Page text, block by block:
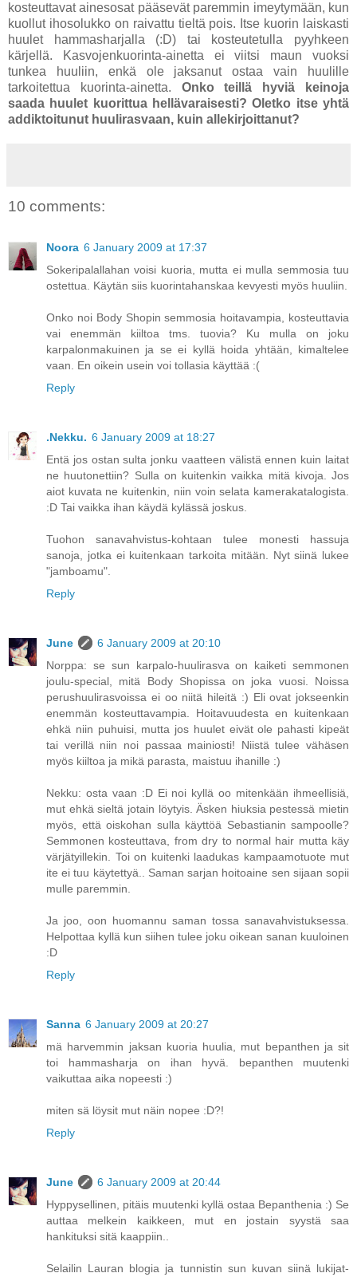
kosteuttavat ainesosat pääsevät paremmin imeytymään, kun
kuollut ihosolukko on raivattu tieltä pois. Itse kuorin laiskasti
huulet hammasharjalla (:D) tai kosteutetulla pyyhkeen
kärjellä. Kasvojenkuorinta-ainetta ei viitsi maun vuoksi
tunkea huuliin, enkä ole jaksanut ostaa vain huulille
tarkoitettua kuorinta-ainetta. Onko teillä hyviä keinoja
saada huulet kuorittua hellävaraisesti? Oletko itse yhtä
addiktoitunut huulirasvaan, kuin allekirjoittanut?
10 comments:
Noora 6 January 2009 at 17:37
Sokeripalallahan voisi kuoria, mutta ei mulla semmosia tuu
ostettua. Käytän siis kuorintahanskaa kevyesti myös huuliin.
Onko noi Body Shopin semmosia hoitavampia, kosteuttavia
vai enemmän kiiltoa tms. tuovia? Ku mulla on joku
karpalonmakuinen ja se ei kyllä hoida yhtään, kimaltelee
vaan. En oikein usein voi tollasia käyttää :(
Reply
.Nekku. 6 January 2009 at 18:27
Entä jos ostan sulta jonku vaatteen välistä ennen kuin laitat
ne huutonettiin? Sulla on kuitenkin vaikka mitä kivoja. Jos
aiot kuvata ne kuitenkin, niin voin selata kamerakatalogista.
:D Tai vaikka ihan käydä kylässä joskus.
Tuohon sanavahvistus-kohtaan tulee monesti hassuja
sanoja, jotka ei kuitenkaan tarkoita mitään. Nyt siinä lukee
"jamboamu".
Reply
June
6 January 2009 at 20:10
Norppa: se sun karpalo-huulirasva on kaiketi semmonen
joulu-special, mitä Body Shopissa on joka vuosi. Noissa
perushuulirasvoissa ei oo niitä hileitä :) Eli ovat jokseenkin
enemmän kosteuttavampia. Hoitavuudesta en kuitenkaan
ehkä niin puhuisi, mutta jos huulet eivät ole pahasti kipeät
tai verillä niin noi passaa mainiosti! Niistä tulee vähäsen
myös kiiltoa ja mikä parasta, maistuu ihanille :)
Nekku: osta vaan :D Ei noi kyllä oo mitenkään ihmeellisiä,
mut ehkä sieltä jotain löytyis. Äsken hiuksia pestessä mietin
myös, että oiskohan sulla käyttöä Sebastianin sampoolle?
Semmonen kosteuttava, from dry to normal hair mutta käy
värjätyillekin. Toi on kuitenki laadukas kampaamotuote mut
ite ei tuu käytettyä.. Saman sarjan hoitoaine sen sijaan sopii
mulle paremmin.
Ja joo, oon huomannu saman tossa sanavahvistuksessa.
Helpottaa kyllä kun siihen tulee joku oikean sanan kuuloinen
:D
Reply
Sanna 6 January 2009 at 20:27
mä harvemmin jaksan kuoria huulia, mut bepanthen ja sit
toi hammasharja on ihan hyvä. bepanthen muutenki
vaikuttaa aika nopeesti :)
miten sä löysit mut näin nopee :D?!
Reply
June
6 January 2009 at 20:44
Hyppysellinen, pitäis muutenki kyllä ostaa Bepanthenia :) Se
auttaa melkein kaikkeen, mut en jostain syystä saa
hankituksi sitä kaappiin..
Selailin Lauran blogia ja tunnistin sun kuvan siinä lukijat-